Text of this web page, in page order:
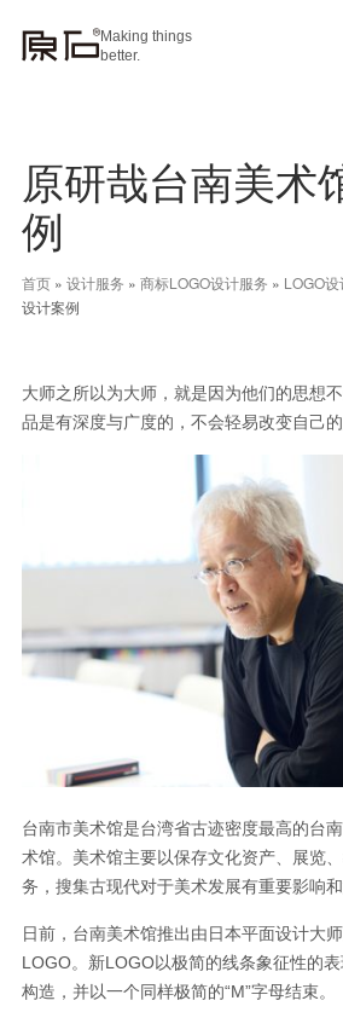
Making things
better.
原研哉台南美术
例
首页 » 设计服务 » 商标LOGO设计服务 » LOGO
设计案例
大师之所以为大师，就是因为他们的思想
品是有深度与广度的，不会轻易改变自己的
台南市美术馆是台湾省古迹密度最高的台
术馆。美术馆主要以保存文化资产、展览
务，搜集古现代对于美术发展有重要影响和
日前，台南美术馆推出由日本平面设计大
LOGO。新LOGO以极简的线条象征性的表
构造，并以一个同样极简的“M”字母结束。